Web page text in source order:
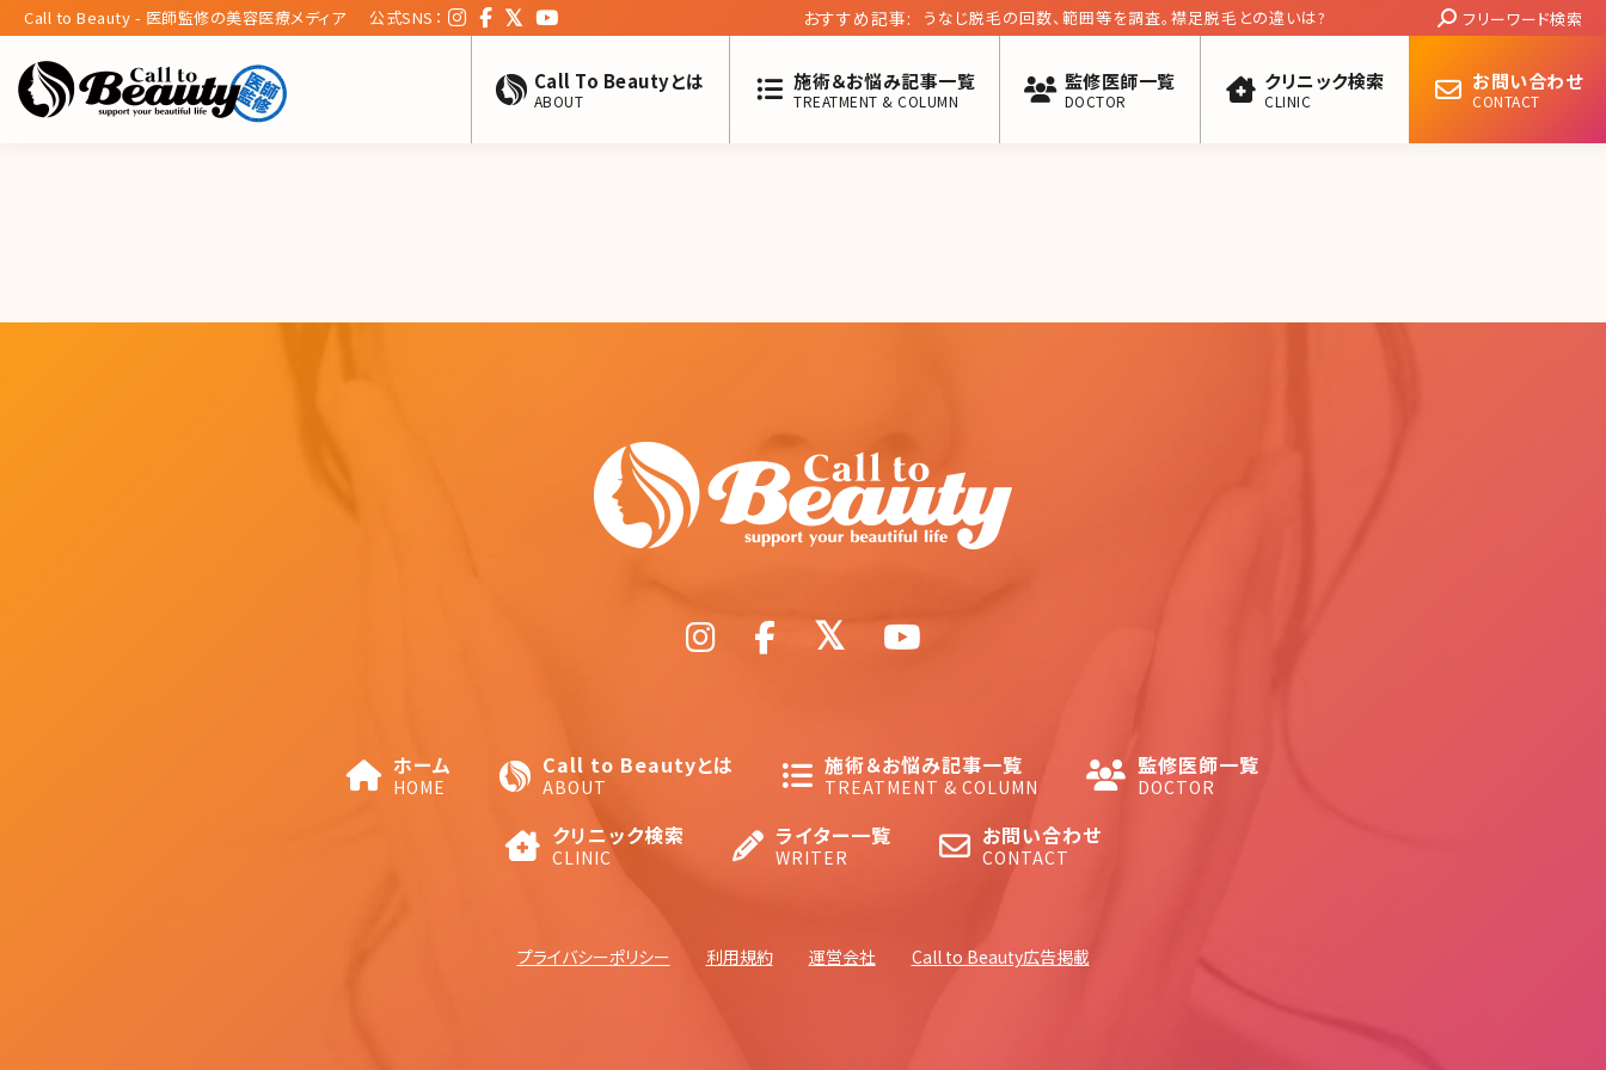
Call to Beauty - 医師監修の美容医療メディア 公式SNS： おすすめ記事: うなじ脱毛の回数、範囲等を調査。襟足脱毛との違いは? Search:
フリーワード検索
Call To Beautyとは
ABOUT
施術＆お悩み記事一覧
TREATMENT & COLUMN
監修医師一覧
DOCTOR
クリニック検索
CLINIC
お問い合わせ
CONTACT
ホーム
HOME
Call to Beautyとは
ABOUT
施術＆お悩み記事一覧
TREATMENT & COLUMN
監修医師一覧
DOCTOR
クリニック検索
CLINIC
ライター一覧
WRITER
お問い合わせ
CONTACT
プライバシーポリシー 利用規約 運営会社 Call to Beauty広告掲載